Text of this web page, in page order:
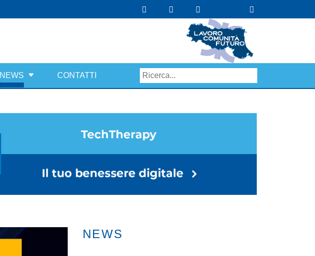
NEWS CONTATTI
NEWS